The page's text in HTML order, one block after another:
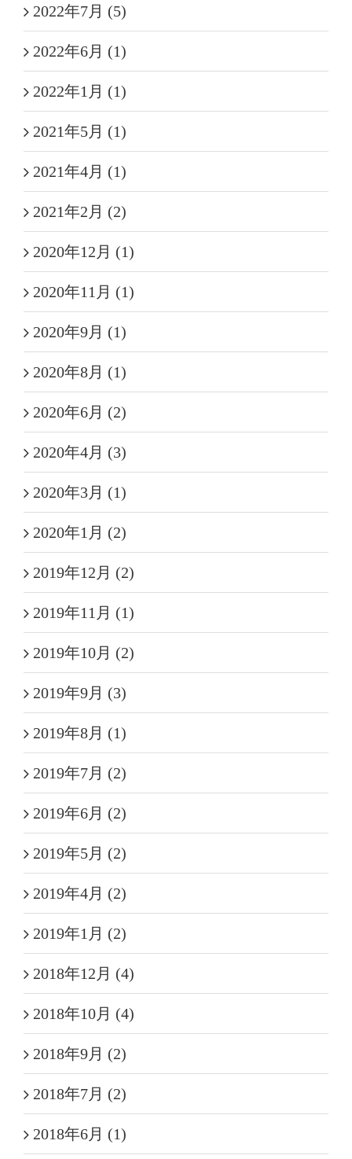
2022年7月 (5)
2022年6月 (1)
2022年1月 (1)
2021年5月 (1)
2021年4月 (1)
2021年2月 (2)
2020年12月 (1)
2020年11月 (1)
2020年9月 (1)
2020年8月 (1)
2020年6月 (2)
2020年4月 (3)
2020年3月 (1)
2020年1月 (2)
2019年12月 (2)
2019年11月 (1)
2019年10月 (2)
2019年9月 (3)
2019年8月 (1)
2019年7月 (2)
2019年6月 (2)
2019年5月 (2)
2019年4月 (2)
2019年1月 (2)
2018年12月 (4)
2018年10月 (4)
2018年9月 (2)
2018年7月 (2)
2018年6月 (1)